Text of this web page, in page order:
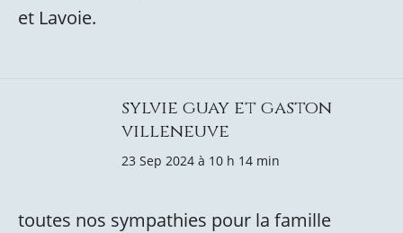
et Lavoie.
sylvie guay et gaston
villeneuve
23 Sep 2024 à 10 h 14 min
toutes nos sympathies pour la famille